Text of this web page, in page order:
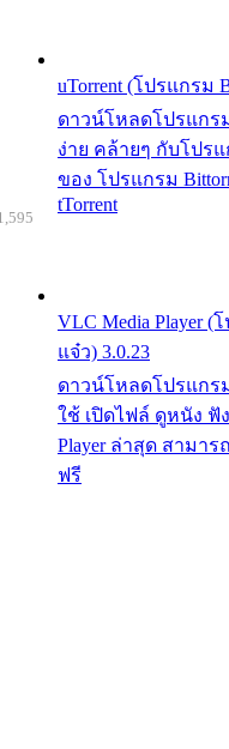
uTorrent (โปรแกรม
ดาวน์โหลดโปรแกรม
ง่าย คล้ายๆ กับโปร
ของ โปรแกรม
tTorrent
VLC Media Player
แจ๋ว) 3.0.23
ดาวน์โหลดโปรแกรม
ใช้ เปิดไฟล์ ดูหนัง ฟั
Player ล่าสุด สามาร
ฟรี